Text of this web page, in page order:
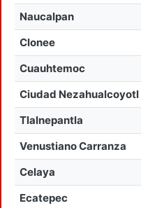
Naucalpan
Clonee
Cuauhtemoc
Ciudad Nezahualcoyotl
Tlalnepantla
Venustiano Carranza
Celaya
Ecatepec